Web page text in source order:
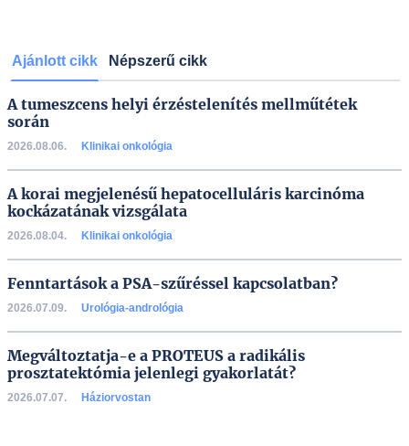
Ajánlott cikk Népszerű cikk
A tumeszcens helyi érzéstelenítés mellműtétek
során
2026.08.06. Klinikai onkológia
A korai megjelenésű hepatocelluláris karcinóma
kockázatának vizsgálata
2026.08.04. Klinikai onkológia
Fenntartások a PSA-szűréssel kapcsolatban?
2026.07.09. Urológia-andrológia
Megváltoztatja-e a PROTEUS a radikális
prosztatektómia jelenlegi gyakorlatát?
2026.07.07. Háziorvostan